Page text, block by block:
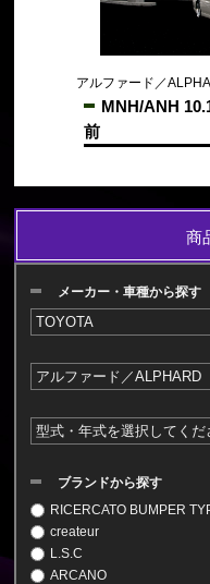
アルファード／
MNH/ANH
前
商
メーカー・車種から探す
ブランドから探す
RICERCATO BUMPER
createur
L.S.C
ARCANO